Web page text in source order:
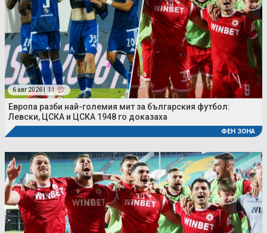
6 авг 2026 | 11
Европа разби най-големия мит за българския футбол:
Левски, ЦСКА и ЦСКА 1948 го доказаха
ФЕН ЗОНА